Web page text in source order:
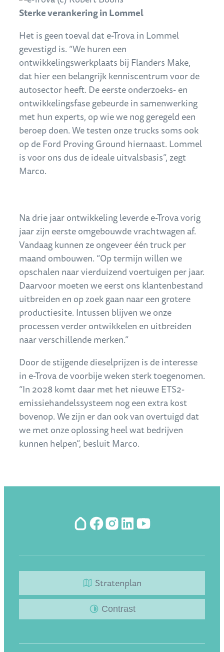
Sterke verankering in Lommel
Het is geen toeval dat e-Trova in Lommel
gevestigd is. “We huren een
ontwikkelingswerkplaats bij Flanders Make,
dat hier een belangrijk kenniscentrum voor de
autosector heeft. De eerste onderzoeks- en
ontwikkelingsfase gebeurde in samenwerking
met hun experts, op wie we nog geregeld een
beroep doen. We testen onze trucks soms ook
op de Ford Proving Ground hiernaast. Lommel
is voor ons dus de ideale uitvalsbasis”, zegt
Marco.
Na drie jaar ontwikkeling leverde e-Trova vorig
jaar zijn eerste omgebouwde vrachtwagen af.
Vandaag kunnen ze ongeveer één truck per
maand ombouwen. “Op termijn willen we
opschalen naar vierduizend voertuigen per jaar.
Daarvoor moeten we eerst ons klantenbestand
uitbreiden en op zoek gaan naar een grotere
productiesite. Intussen blijven we onze
processen verder ontwikkelen en uitbreiden
naar verschillende merken.”
Door de stijgende dieselprijzen is de interesse
in e-Trova de voorbije weken sterk toegenomen.
“In 2028 komt daar met het nieuwe ETS2-
emissiehandelssysteem nog een extra kost
bovenop. We zijn er dan ook van overtuigd dat
we met onze oplossing heel wat bedrijven
kunnen helpen”, besluit Marco.
HoplrFacebook
Instagram
LinkedIn
YouTube
Stratenplan
Contrast